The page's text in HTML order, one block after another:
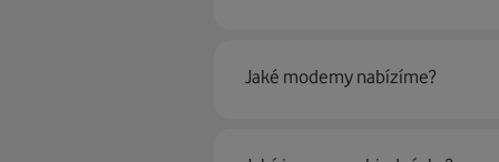
Ano, potřebujete. Rádi vám ho
poradí naši proškolení prodejci
Jaké modemy nabízíme?